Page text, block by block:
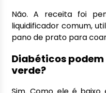
Não. A receita foi
liquidificador comum,
pano de prato para
Diabéticos
verde?